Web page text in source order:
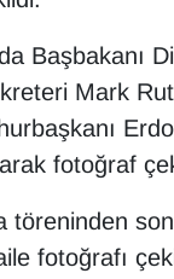
Başbakanı
Mark
fotoğraf
töreninden
fotoğrafı